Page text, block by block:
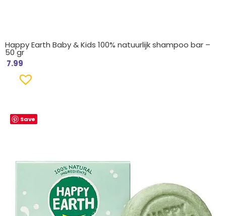
Happy Earth Baby & Kids 100% natuurlijk shampoo bar –
50 gr
7.99
Save